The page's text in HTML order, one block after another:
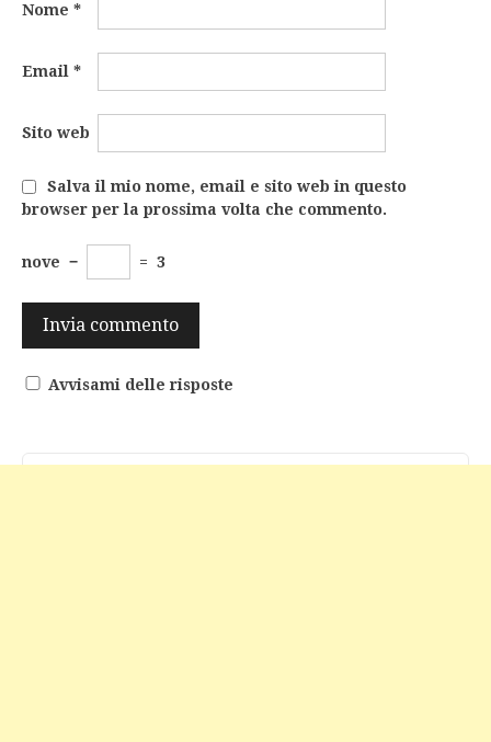
Nome *
Email *
Sito web
Salva il mio nome, email e sito web in questo
browser per la prossima volta che commento.
nove − = 3
Avvisami delle risposte